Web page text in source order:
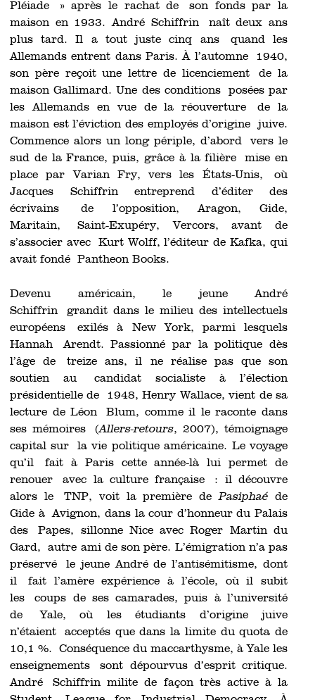
Pléiade » après le rachat de son fonds par la
maison en 1933. André Schiffrin naît deux ans
plus tard. Il a tout juste cinq ans quand les
Allemands entrent dans Paris. À l’automne 1940,
son père reçoit une lettre de licenciement de la
maison Gallimard. Une des conditions posées par
les Allemands en vue de la réouverture de la
maison est l’éviction des employés d’origine juive.
Commence alors un long périple, d’abord vers le
sud de la France, puis, grâce à la filière mise en
place par Varian Fry, vers les États-Unis, où
Jacques Schiffrin entreprend d’éditer des
écrivains de l’opposition, Aragon, Gide,
Maritain, Saint-Exupéry, Vercors, avant de
s’associer avec Kurt Wolff, l’éditeur de Kafka, qui
avait fondé Pantheon Books.
Devenu américain, le jeune André
Schiffrin grandit dans le milieu des intellectuels
européens exilés à New York, parmi lesquels
Hannah Arendt. Passionné par la politique dès
l’âge de treize ans, il ne réalise pas que son
soutien au candidat socialiste à l’élection
présidentielle de 1948, Henry Wallace, vient de sa
lecture de Léon Blum, comme il le raconte dans
ses mémoires (Allers-retours, 2007), témoignage
capital sur la vie politique américaine. Le voyage
qu’il fait à Paris cette année-là lui permet de
renouer avec la culture française : il découvre
alors le TNP, voit la première dePasiphaé de
Gide à Avignon, dans la cour d’honneur du Palais
des Papes, sillonne Nice avec Roger Martin du
Gard, autre ami de son père. L’émigration n’a pas
préservé le jeune André de l’antisémitisme, dont
il fait l’amère expérience à l’école, où il subit
les coups de ses camarades, puis à l’université
de Yale, où les étudiants d’origine juive
n’étaient acceptés que dans la limite du quota de
10,1 %. Conséquence du maccarthysme, à Yale les
enseignements sont dépourvus d’esprit critique.
André Schiffrin milite de façon très active à la